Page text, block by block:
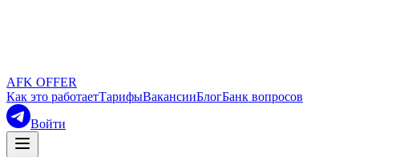
AFK OFFER
Как это работаетТарифыВакансииБлогБанк вопросов
Войти